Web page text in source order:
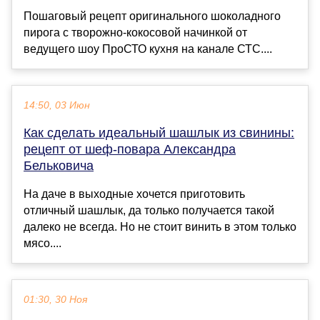
Пошаговый рецепт оригинального шоколадного
пирога с творожно-кокосовой начинкой от
ведущего шоу ПроСТО кухня на канале СТС....
14:50, 03 Июн
Как сделать идеальный шашлык из свинины:
рецепт от шеф-повара Александра
Бельковича
На даче в выходные хочется приготовить
отличный шашлык, да только получается такой
далеко не всегда. Но не стоит винить в этом только
мясо....
01:30, 30 Ноя